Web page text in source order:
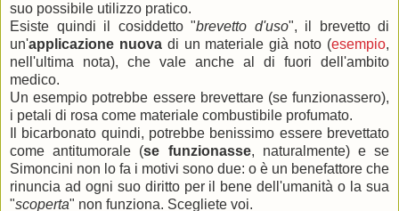
suo possibile utilizzo pratico.
Esiste quindi il cosiddetto "brevetto d'uso", il brevetto di
un'applicazione nuovadi un materiale già noto (esempio,
nell'ultima nota), che vale anche al di fuori dell'ambito
medico.
Un esempio potrebbe essere brevettare (se funzionassero),
i petali di rosa come materiale combustibile profumato.
Il bicarbonato quindi, potrebbe benissimo essere brevettato
come antitumorale (se funzionasse, naturalmente) e se
Simoncini non lo fa i motivi sono due: o è un benefattore che
rinuncia ad ogni suo diritto per il bene dell'umanità o la sua
"scoperta" non funziona. Scegliete voi.